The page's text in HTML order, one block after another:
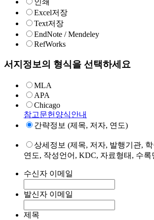
인쇄
Excel저장
Text저장
EndNote / Mendeley
RefWorks
서지정보의 형식을 선택하세요
MLA
APA
Chicago
참고문헌양식안내
간략정보 (제목, 저자, 연도)
상세정보 (제목, 저자, 발행기관,
연도, 작성언어, KDC, 자료형태, 수
수신자 이메일
발신자 이메일
제목